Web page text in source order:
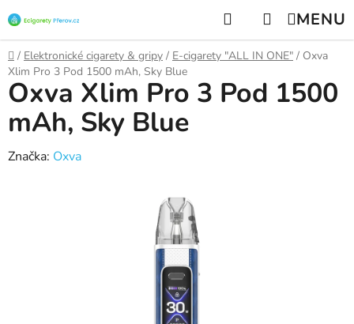
na
obsah
Hledat NÁKUPNÍ
KOŠÍK
Domů
/ Elektronické cigarety & gripy / E-cigarety "ALL IN ONE" / Oxva
Xlim Pro 3 Pod 1500 mAh, Sky Blue
Oxva Xlim Pro 3 Pod 1500
mAh, Sky Blue
Značka: Oxva